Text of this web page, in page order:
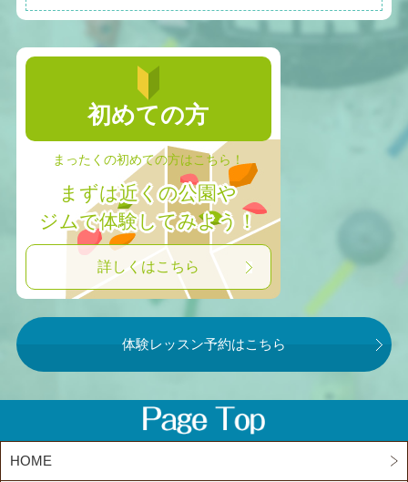
初めての方
まったくの初めての方はこちら！
まずは近くの公園や
ジムで体験してみよう！
詳しくはこちら
体験レッスン予約はこちら
HOME